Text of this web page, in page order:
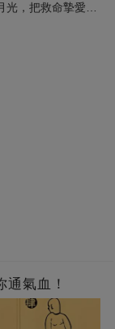
光，把救命摯愛當
氣血！